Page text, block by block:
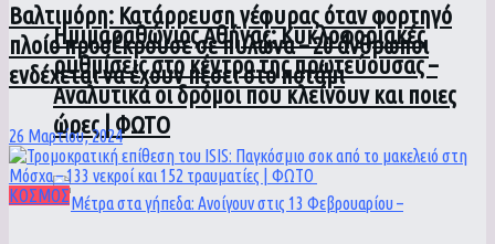
Ημιμαραθώνιος Αθήνας: Κυκλοφοριακές
ρυθμίσεις στο κέντρο της πρωτεύουσας –
Αναλυτικά οι δρόμοι που κλείνουν και ποιες
ώρες | ΦΩΤΟ
Βαλτιμόρη: Κατάρρευση γέφυρας όταν φορτηγό
πλοίο προσέκρουσε σε πυλώνα – 20 άνθρωποι
ενδέχεται να έχουν πέσει στο ποτάμι
26 Μαρτίου, 2024
ΚΟΣΜΟΣ